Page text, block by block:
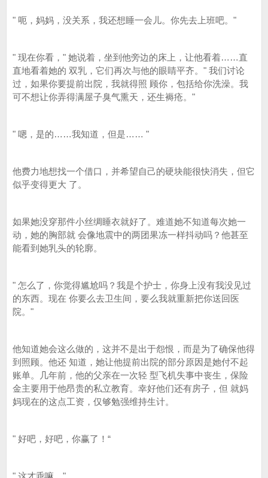
" 呃，妈妈，没关系，我还想睡一会儿。你先去上班吧。"
" 现在你看，" 她说着，坐到他旁边的床上，让他看着……直
直地看着她的 双乳，它们再次与他的眼睛平齐。" 我们讨论
过，如果你要提前出院，我就得照 顾你，包括给你洗澡。我
可不想让你弄得满屋子臭气熏天，还生褥疮。"
" 嗯，是的……我知道，但是…… "
他费力地想找一个借口，并希望自己的硬块能很快消失，但它
似乎变得更大 了。
如果她没穿那件小丝绸睡衣就好了。难道她不知道每次她一
动，她的胸部就 会像地震中的两团果冻一样抖动吗？他甚至
能看到她乳头的轮廓。
" 怎么了，你觉得尴尬吗？我是个护士，你身上没有我没见过
的东西。现在 你要么去卫生间，要么我就重新把你送回医
院。"
他知道她会这么做的，这并不是出于怨恨，而是为了确保他得
到照顾。他还 知道，她让他提前出院的部分原因是她付不起
账单。几年前，他的父亲在一次轻 型飞机失事中丧生，保险
金主要用于他昂贵的私立教育。幸好他们还有房子，但 就妈
妈现在的这点工资，仅够勉强维持生计。
" 好吧，好吧，你赢了！“
" 这才乖嘛。"